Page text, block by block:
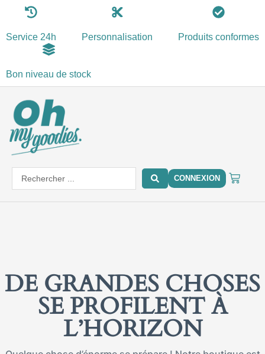
contenu
Service 24h Personnalisation Produits conformes
Bon niveau de stock
Search
...
CONNEXION
DE GRANDES CHOSES
SE PROFILENT À
L’HORIZON